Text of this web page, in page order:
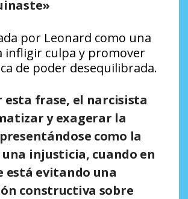
por Leonard como una
infligir culpa y promover
de poder desequilibrada.
esta frase, el narcisista
y exagerar la
como la
injusticia, cuando en
está evitando una
constructiva sobre